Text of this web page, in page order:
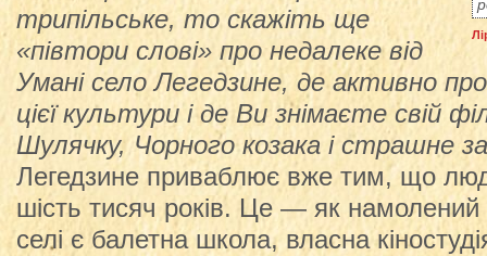
трипільське, то скажіть ще
«півтори слові» про недалеке від
Умані село Легедзине, де активно
цієї культури і де Ви знімаєте свій
Шулячку, Чорного козака і страшне
Легедзине приваблює вже тим, що
шість тисяч років. Це — як
селі є балетна школа, власна